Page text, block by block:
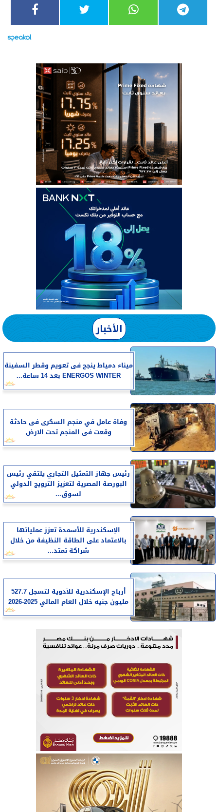
الأخبار
​ميناء دمياط ينجح فى تعويم وقطر السفينة
ENERGOS WINTER بعد 14 ساعة...
وفاة عامل في منجم السكرى فى حادثة
وقعت فى المنجم تحت الارض
رئيس جهاز التمثيل التجاري يلتقي رئيس
البورصة المصرية لتعزيز الترويج الدولي
لسوق...
الإسكندرية للأسمدة تعزز عملياتها
بالاعتماد على الطاقة النظيفة من خلال
شراكة تمتد...
أرباح الإسكندرية للأدوية لتسجل 527.7
مليون جنيه خلال العام المالي 2025-2026